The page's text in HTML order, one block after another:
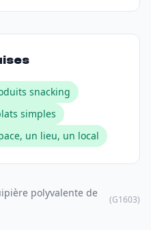
snacking
simples
un lieu, un local
polyvalente de
(G1603)